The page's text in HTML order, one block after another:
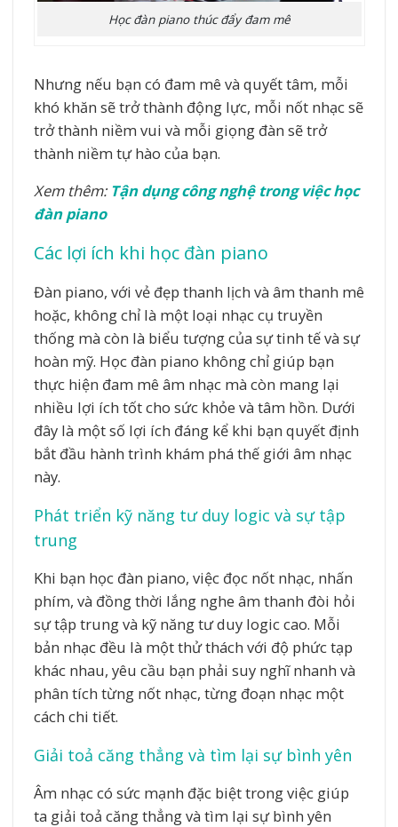
Học đàn piano thúc đẩy đam mê
Nhưng nếu bạn có đam mê và quyết tâm, mỗi
khó khăn sẽ trở thành động lực, mỗi nốt nhạc sẽ
trở thành niềm vui và mỗi giọng đàn sẽ trở
thành niềm tự hào của bạn.
Xem thêm: Tận dụng công nghệ trong việc học
đàn piano
Các lợi ích khi học đàn piano
Đàn piano, với vẻ đẹp thanh lịch và âm thanh mê
hoặc, không chỉ là một loại nhạc cụ truyền
thống mà còn là biểu tượng của sự tinh tế và sự
hoàn mỹ. Học đàn piano không chỉ giúp bạn
thực hiện đam mê âm nhạc mà còn mang lại
nhiều lợi ích tốt cho sức khỏe và tâm hồn. Dưới
đây là một số lợi ích đáng kể khi bạn quyết định
bắt đầu hành trình khám phá thế giới âm nhạc
này.
Phát triển kỹ năng tư duy logic và sự tập
trung
Khi bạn học đàn piano, việc đọc nốt nhạc, nhấn
phím, và đồng thời lắng nghe âm thanh đòi hỏi
sự tập trung và kỹ năng tư duy logic cao. Mỗi
bản nhạc đều là một thử thách với độ phức tạp
khác nhau, yêu cầu bạn phải suy nghĩ nhanh và
phân tích từng nốt nhạc, từng đoạn nhạc một
cách chi tiết.
Giải toả căng thẳng và tìm lại sự bình yên
Âm nhạc có sức mạnh đặc biệt trong việc giúp
ta giải toả căng thẳng và tìm lại sự bình yên